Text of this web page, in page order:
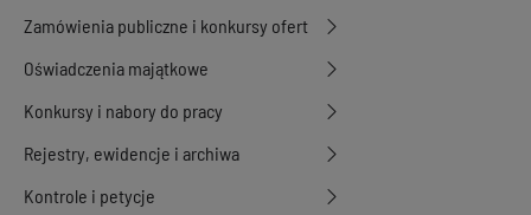
Zamówienia publiczne i konkursy ofert
Oświadczenia majątkowe
Konkursy i nabory do pracy
Rejestry, ewidencje i archiwa
Kontrole i petycje